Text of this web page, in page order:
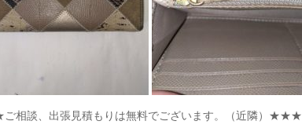
相談、出張見積もりは無料でございます。（近隣）★★★